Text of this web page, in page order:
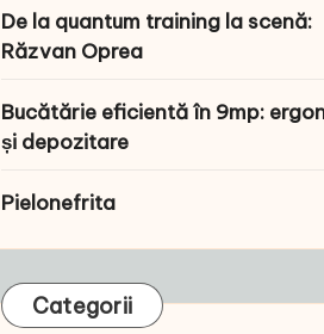
De la quantum training la scenă:
Răzvan Oprea
Bucătărie eficientă în 9mp:
și depozitare
Pielonefrita
Categorii